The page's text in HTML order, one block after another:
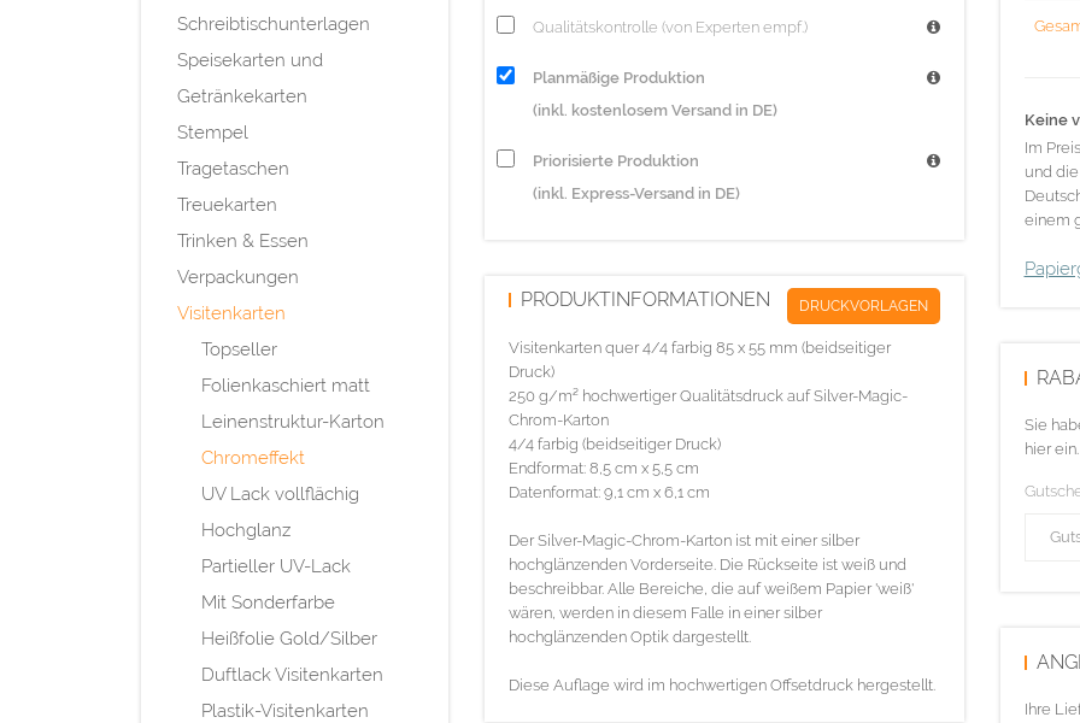
Schreibtischunterlagen
Speisekarten und
Getränkekarten
Stempel
Tragetaschen
Treuekarten
Trinken & Essen
Verpackungen
Visitenkarten
Topseller
Folienkaschiert matt
Leinenstruktur-Karton
Chromeffekt
UV Lack vollflächig
Hochglanz
Partieller UV-Lack
Mit Sonderfarbe
Heißfolie Gold/Silber
Duftlack Visitenkarten
Plastik-Visitenkarten
Qualitätskontrolle (von Experten empf.)
Planmäßige Produktion
(inkl. kostenlosem Versand in DE)
Priorisierte Produktion
(inkl. Express-Versand in DE)
PRODUKTINFORMATIONEN DRUCKVORLAGEN
Visitenkarten quer 4/4 farbig 85 x 55 mm (beidseitiger
Druck)
250 g/m² hochwertiger Qualitätsdruck auf Silver-Magic-
Chrom-Karton
4/4 farbig (beidseitiger Druck)
Endformat: 8,5 cm x 5,5 cm
Datenformat: 9,1 cm x 6,1 cm
Der Silver-Magic-Chrom-Karton ist mit einer silber
hochglänzenden Vorderseite. Die Rückseite ist weiß und
beschreibbar. Alle Bereiche, die auf weißem Papier 'weiß'
wären, werden in diesem Falle in einer silber
hochglänzenden Optik dargestellt.
Diese Auflage wird im hochwertigen Offsetdruck hergestellt.
Keine
Im
und
einem
Sie
hier ein.
Ihre